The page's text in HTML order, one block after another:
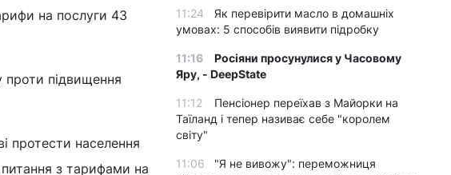
на послуги 43
проти підвищення
протести населення
питання з тарифами на
11:24
Як перевірити масло в домашніх
умовах: 5 способів виявити підробку
11:16
Росіяни просунулися у Часовому
Яру, - DeepState
11:12
Пенсіонер переїхав з Майорки на
Таїланд і тепер називає себе "королем
світу"
11:06
"Я не вивожу": переможниця